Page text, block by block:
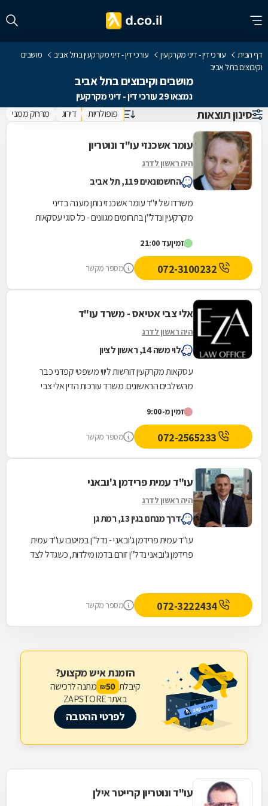
דף הבית עורכי דין - דיני מקרקעין עורכי דין - דיני מקרקעין בתל אביב
מושבים
וקיבוצים בתל אביב
מושבים וקיבוצים בתל אביב
נמצאו 29 עורכי דין - דיני מקרקעין
סינון תוצאות פופולריות דירוג מרחק ממני
עומר אשכנזי עו"ד ונוטריון
היה ראשון לדרג
החשמונאים 119, תל אביב
משרדו של יו"ד עומר אשכנזי נותן מענה בדיני
מקרקעין ונדל"ן בתחומים מגוונים - כל סוגי עסקאות
קרקעות...
זמיןעד 21:00
מספר מקשר
אלי צבי אטיאס - משרד עו"ד
היה ראשון לדרג
לוי משה 14, ראשון לציון
עסקאות מקרקעין דורשות ליווי משפטי קפדני כבר
מהשלבים הראשונים. משרד עורכות הדין אלי צבי
לרבות...
זמין מ-9:00
מספר מקשר
עו"ד עמית פרידמן ג'ובאני
היה ראשון לדרג
דרך מנחם בגין 13, רמת גן
עו"ד עמית פרידמן ג'ובאני - נדל"ן במיטבו עו"ד עמית
פרידמן ג'ובאני נדל"ן זורם בדמו מילדות, כשגדל לצד
072-3222434 מספר מקשר
הזמנת איש מקצוע?
קיבלת 50
₪ מתנה לרכישה
באתר ZAPSTORE
לפרטי ההטבה
עו"ד ונוטריון קרייטר אילן